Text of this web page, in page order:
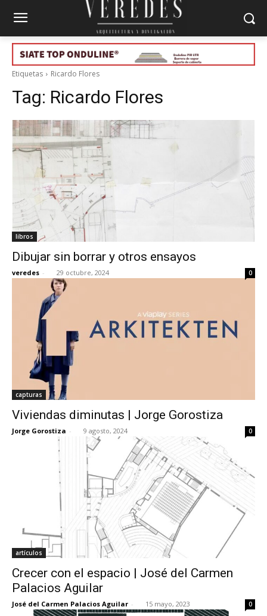
Etiquetas Ricardo Flores
Tag: Ricardo Flores
libros
Dibujar sin borrar y otros ensayos
veredes - 29 octubre, 2024 0
capturas
Viviendas diminutas | Jorge Gorostiza
Jorge Gorostiza - 9 agosto, 2024 0
artículos
Crecer con el espacio | José del Carmen
Palacios Aguilar
José del Carmen Palacios Aguilar - 15 mayo, 2023 0